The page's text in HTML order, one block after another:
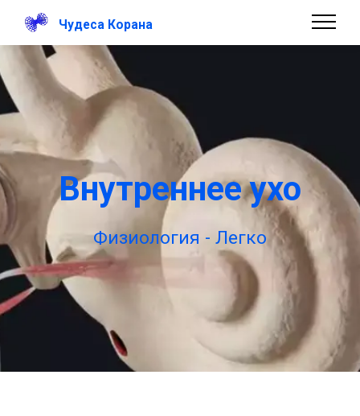
Чудеса Корана
Внутреннее ухо
Физиология - Легко